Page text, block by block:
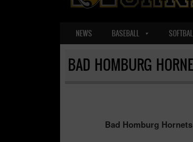
MENU
SKIP TO CONTENT
NEWS BASEBALL
BAD HOMBURG
Bad Homburg Hornets